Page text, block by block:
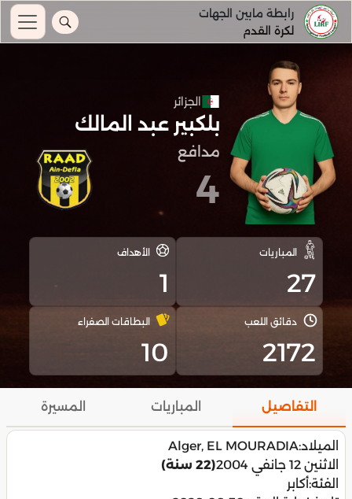
رابطة مابين الجهات
لكرة القدم
الجزائر
بلكبير عبد المالك
مدافع
4
المباريات
27
الأهداف
1
دقائق اللعب
2172
البطاقات الصفراء
10
التفاصيل المباريات المسيرة
الميلاد:Alger, EL MOURADIA
الاثنين 12 جانفي 2004
(22 سنة)
الفئة:أكابر